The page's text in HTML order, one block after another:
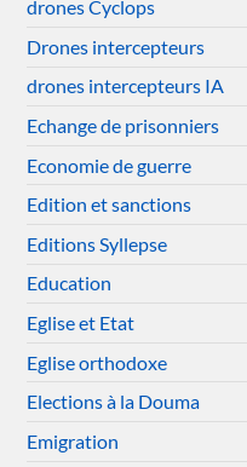
drones Cyclops
Drones intercepteurs
drones intercepteurs IA
Echange de prisonniers
Economie de guerre
Edition et sanctions
Editions Syllepse
Education
Eglise et Etat
Eglise orthodoxe
Elections à la Douma
Emigration